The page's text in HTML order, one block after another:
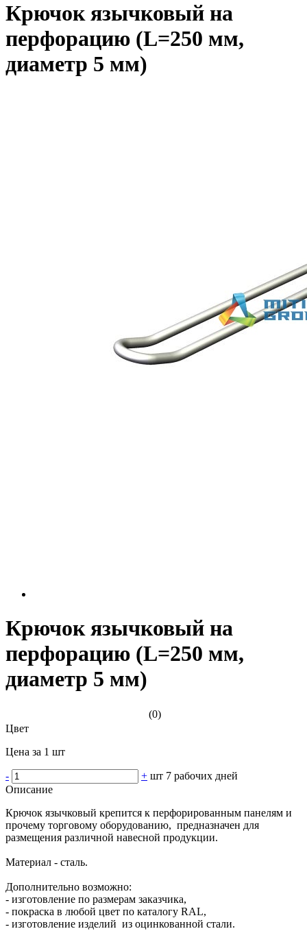
Крючок язычковый на
перфорацию (L=250 мм,
диаметр 5 мм)
Крючок язычковый на
перфорацию (L=250 мм,
диаметр 5 мм)
(0)
Цвет
Цена за 1 шт
- + шт 7 рабочих дней
Описание
Крючок язычковый крепится к перфорированным панелям и
прочему торговому оборудованию, предназначен для
размещения различной навесной продукции.
Материал - сталь.
Дополнительно возможно:
- изготовление по размерам заказчика,
- покраска в любой цвет по каталогу RAL,
- изготовление изделий из оцинкованной стали.